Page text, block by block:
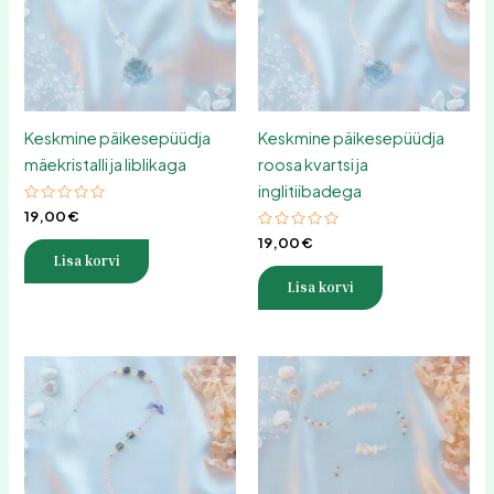
Keskmine päikesepüüdja
mäekristalli ja liblikaga
Hinnanguga
0
5
19,00€
Lisa korvi
Keskmine päikesepüüdja
roosa kvartsi ja
inglitiibadega
Hinnanguga
0
5
19,00€
Lisa korvi